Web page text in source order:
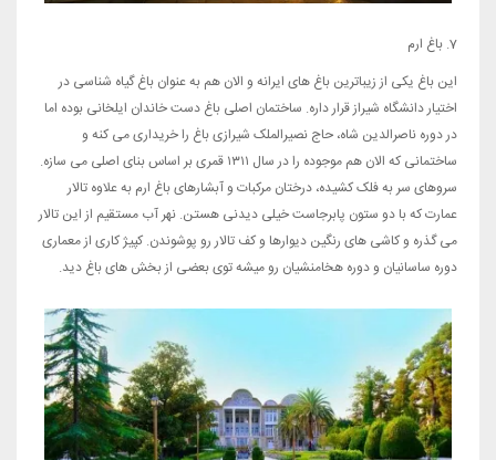
7. باغ ارم
این باغ یکی از زیباترین باغ های ایرانه و الان هم به عنوان باغ گیاه شناسی در
اختیار دانشگاه شیراز قرار داره. ساختمان اصلی باغ دست خاندان ایلخانی بوده اما
در دوره ناصرالدین شاه، حاج نصیرالملک شیرازی باغ را خریداری می کنه و
ساختمانی که الان هم موجوده را در سال ۱۳۱۱ قمری بر اساس بنای اصلی می سازه.
سروهای سر به فلک کشیده، درختان مرکبات و آبشارهای باغ ارم به علاوه تالار
عمارت که با دو ستون پابرجاست خیلی دیدنی هستن. نهر آب مستقیم از این تالار
می گذره و کاشی های رنگین دیوارها و کف تالار رو پوشوندن. کپیژ کاری از معماری
دوره ساسانیان و دوره هخامنشیان رو میشه توی بعضی از بخش های باغ دید.